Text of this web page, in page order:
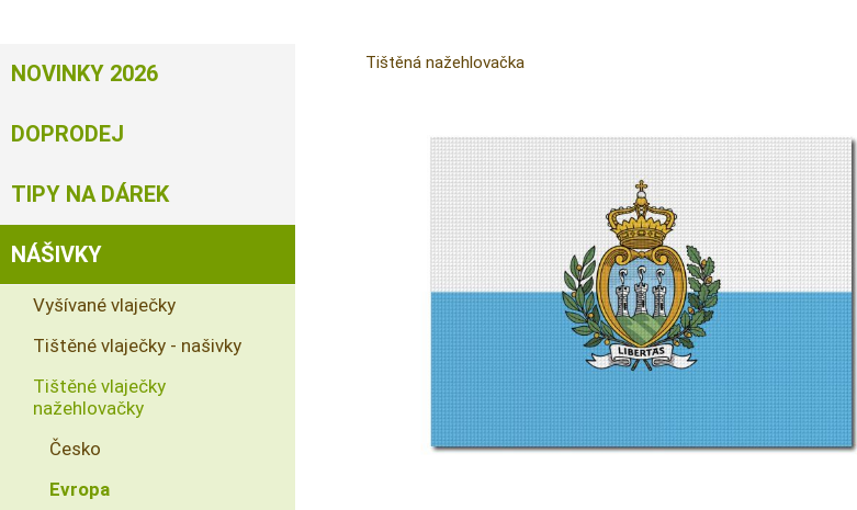
Tištěná nažehlovačka
NOVINKY 2026
DOPRODEJ
TIPY NA DÁREK
NÁŠIVKY
Vyšívané vlaječky
Tištěné vlaječky - našivky
Tištěné vlaječky
nažehlovačky
Česko
Evropa